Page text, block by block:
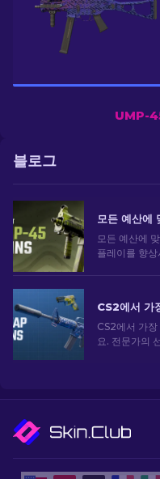
UMP-
블로그
모든 예산에
플레이를 향
CS2에서 가
요. 전문가의